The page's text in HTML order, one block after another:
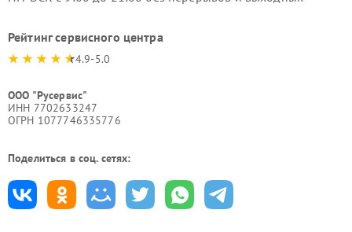
Рейтинг сервисного центра
4.9-5.0
ООО "Русервис"
ИНН 7702633247
ОГРН 1077746335776
Поделиться в соц. сетях: